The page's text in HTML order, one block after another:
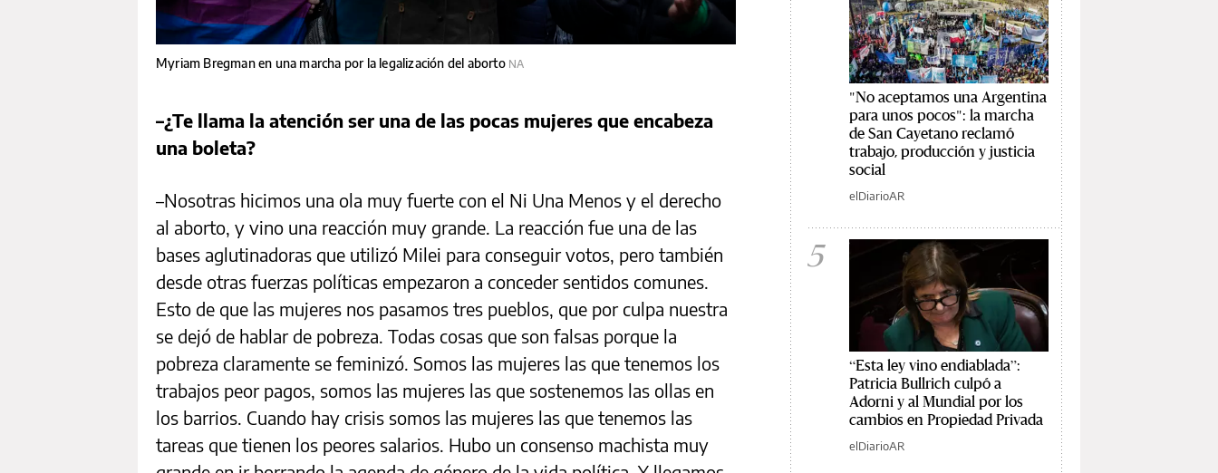
Myriam Bregman en una marcha por la legalización del aborto NA
–¿Te llama la atención ser una de las pocas mujeres que encabeza
una boleta?
–Nosotras hicimos una ola muy fuerte con el Ni Una Menos y el derecho
al aborto, y vino una reacción muy grande. La reacción fue una de las
bases aglutinadoras que utilizó Milei para conseguir votos, pero también
desde otras fuerzas políticas empezaron a conceder sentidos comunes.
Esto de que las mujeres nos pasamos tres pueblos, que por culpa nuestra
se dejó de hablar de pobreza. Todas cosas que son falsas porque la
pobreza claramente se feminizó. Somos las mujeres las que tenemos los
trabajos peor pagos, somos las mujeres las que sostenemos las ollas en
los barrios. Cuando hay crisis somos las mujeres las que tenemos las
tareas que tienen los peores salarios. Hubo un consenso machista muy
"No aceptamos una Argentina
para unos pocos": la marcha
de San Cayetano reclamó
trabajo, producción y justicia
social
elDiarioAR
5
“Esta ley vino endiablada”:
Patricia Bullrich culpó a
Adorni y al Mundial por los
cambios en Propiedad Privada
elDiarioAR